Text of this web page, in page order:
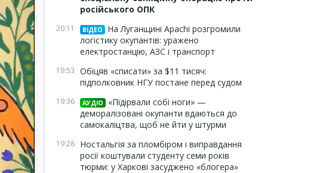
російського ОПК
20:11 ВІДЕО
На Луганщині Apachi розгромили
логістику окупантів: уражено
електростанцію, АЗС і транспорт
19:53 Обіцяв «списати» за $11 тисяч:
підполковник НГУ постане перед судом
19:36 АУДІО
«Підірвали собі ноги» —
деморалізовані окупанти вдаються до
самокаліцтва, щоб не йти у штурми
19:28 Ностальгія за пломбіром і виправдання
росії коштували студенту семи років
тюрми: у Харкові засуджено «блогера»